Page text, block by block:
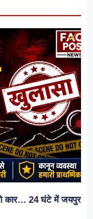
कार… 24 घंटे में जयपुर